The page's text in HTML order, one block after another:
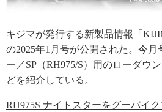
キジマが発行する新製品情報「
の2025年1月号が公開された。今月
ー／SP（RH975/S）
用のローダウ
どを紹介している。
RH975S ナイトスターをグーバイク